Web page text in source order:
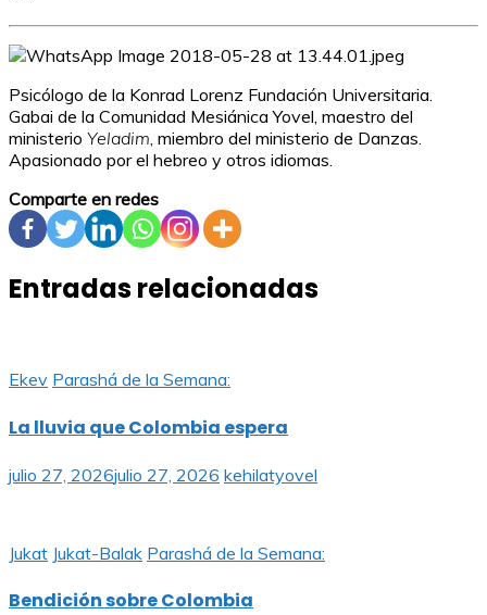
Psicólogo de la Konrad Lorenz Fundación Universitaria.
Gabai de la Comunidad Mesiánica Yovel, maestro del
ministerio Yeladim, miembro del ministerio de Danzas.
Apasionado por el hebreo y otros idiomas.
Comparte en redes
Entradas relacionadas
Ekev Parashá de la Semana:
La lluvia que Colombia espera
julio 27, 2026julio 27, 2026 kehilatyovel
Jukat Jukat-Balak Parashá de la Semana:
Bendición sobre Colombia